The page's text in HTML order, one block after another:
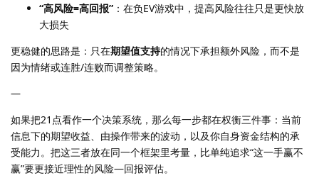
“高风险=高回报” ：在负EV游戏中，提高风险往往只是更快放
大损失
更稳健的思路是：只在期望值支持的情况下承担额外风险，而不是
因为情绪或连胜/连败而调整策略。
—
如果把21点看作一个决策系统，那么每一步都在权衡三件事：当前
信息下的期望收益、由操作带来的波动，以及你自身资金结构的承
受能力。把这三者放在同一个框架里考量，比单纯追求“这一手赢不
赢”要更接近理性的风险—回报评估。